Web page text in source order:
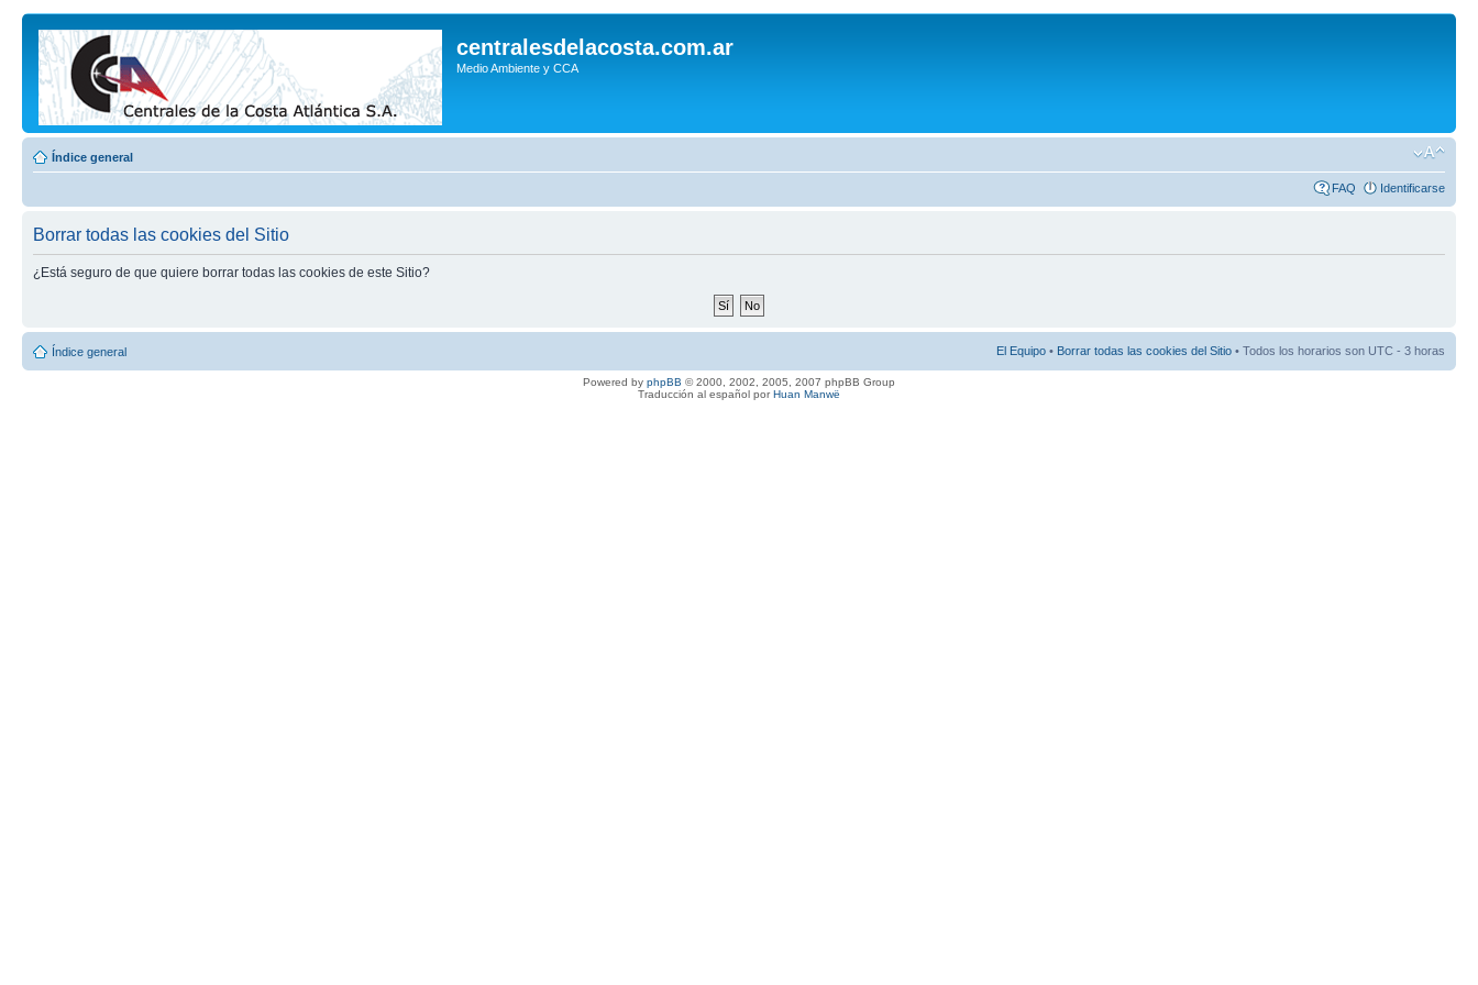
centralesdelacosta.com.ar
Medio Ambiente y CCA
Índice general
FAQ Identificarse
Borrar todas las cookies del Sitio
¿Está seguro de que quiere borrar todas las cookies de este Sitio?
Índice general El Equipo • Borrar todas las cookies del Sitio • Todos los horarios son UTC - 3 horas
Powered by phpBB © 2000, 2002, 2005, 2007 phpBB Group
Traducción al español porHuan Manwë